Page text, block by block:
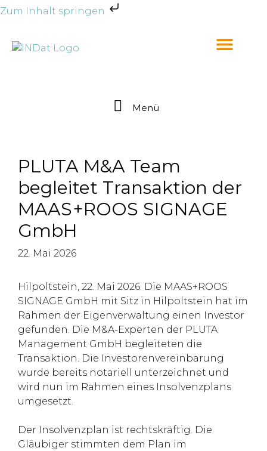
Zum Inhalt springen
Menü
PLUTA M&A Team
begleitet Transaktion der
MAAS+ROOS SIGNAGE
GmbH
22. Mai 2026
Hilpoltstein, 22. Mai 2026. Die MAAS+ROOS
SIGNAGE GmbH mit Sitz in Hilpoltstein hat im
Rahmen der Eigenverwaltung einen Investor
gefunden. Die M&A-Experten der PLUTA
Management GmbH begleiteten die
Transaktion. Die Investorenvereinbarung
wurde bereits notariell unterzeichnet und
wird nun im Rahmen eines Insolvenzplans
umgesetzt.
Der Insolvenzplan ist rechtskräftig. Die
Gläubiger stimmten dem Plan im